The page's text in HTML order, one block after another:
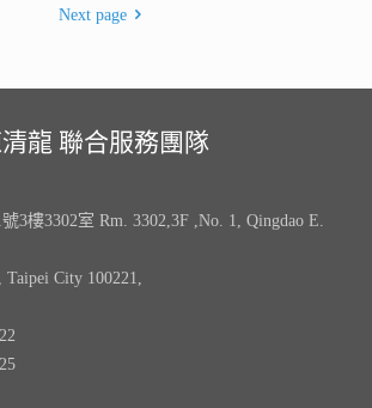
Next page
龍 聯合服務團隊
3樓3302室 Rm. 3302,3F ,No. 1, Qingdao E.
City 100221,